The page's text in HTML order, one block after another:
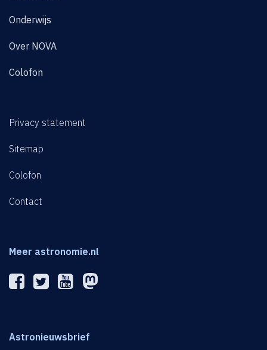
Onderwijs
Over NOVA
Colofon
Privacy statement
Sitemap
Colofon
Contact
Meer astronomie.nl
Astronieuwsbrief